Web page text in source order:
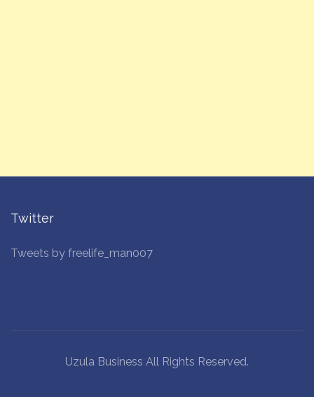
Twitter
Tweets by freelife_man007
Uzula Business All Rights Reserved.